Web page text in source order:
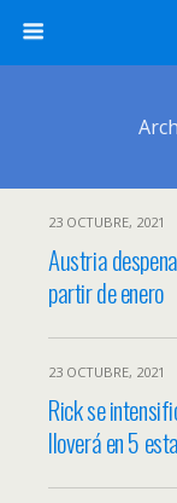
23 OCTUBRE, 2021
Austria
partir de enero
23 OCTUBRE, 2021
Rick se
lloverá en 5